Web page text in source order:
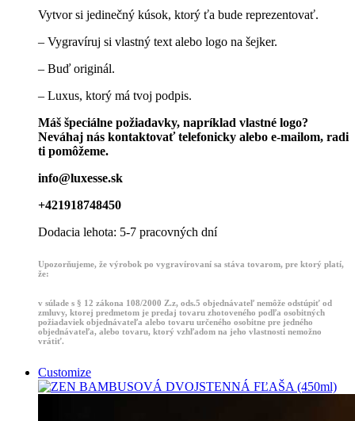
Vytvor si jedinečný kúsok, ktorý ťa bude reprezentovať.
– Vygravíruj si vlastný text alebo logo na šejker.
– Buď originál.
– Luxus, ktorý má tvoj podpis.
Máš špeciálne požiadavky, napríklad vlastné logo?
Neváhaj nás kontaktovať telefonicky alebo e-mailom, radi
ti pomôžeme.
info@luxesse.sk
+421918748450
Dodacia lehota: 5-7 pracovných dní
Upozorňujeme, že výrobok po vygravírovaní sa stáva tovarom, pre ktorý platí,
že:
v súlade s § 12 zákona 108/2000 Z.z, ods.5 objednávateľ nemôže odstúpiť od
zmluvy, ktorej predmetom je predaj tovaru zhotoveného podľa osobitných
požiadaviek objednávateľa alebo tovaru určeného osobitne pre jedného
objednávateľa, alebo tovaru, ktorý vzhľadom na jeho vlastnosti nemožno
vrátiť.
Customize